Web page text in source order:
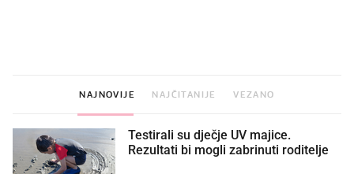
NAJNOVIJE NAJČITANIJE VEZANO
Testirali su dječje UV majice.
Rezultati bi mogli zabrinuti roditelje